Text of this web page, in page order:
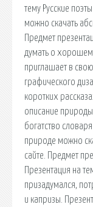
тему Русские
можно скачать
Предмет
думать о
приглашает в
графического
коротких
описание
богатство
природе можно
сайте. Предмет
Презентация на
призадумался,
и капризы.